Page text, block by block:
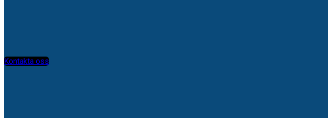
Kontakta oss